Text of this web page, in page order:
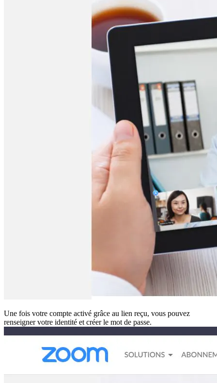
Une fois votre compte activé grâce au lien reçu, vous pouvez
renseigner votre identité et créer le mot de passe.